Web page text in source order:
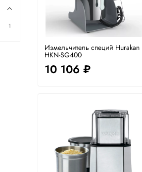
Измельчитель специй Hurakan
HKN-SG400
10 106 ₽
1